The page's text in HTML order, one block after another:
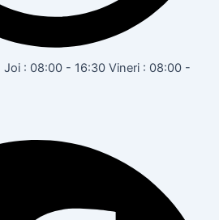
Joi : 08:00 - 16:30 Vineri : 08:00 -